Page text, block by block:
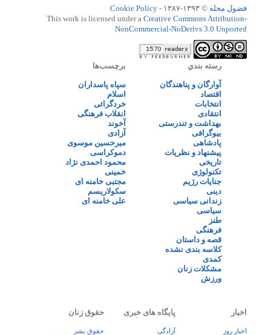
فضول محله © ۱۳۹۳-۱۳۸۷ -
Cookie Policy
This work is licensed under a Creative Commons Attribution-
NonCommercial-NoDerivs 3.0 Unported
رسته بندي
آوارگان و پناهندگان
اقتصاد
انتخابات
انتقادی
بهداشت و تندرستی
بیوگرافی
پادشاهی
پیشنهاد و نظریات
تاریخی
تکنولوژی
جنایات رژیم
دینی
زندانی سیاسی
سیاسی
طنز
فرهنگی
قصه و داستان
کلاسه بندی نشده
کمدی
مشکلات زنان
ورزش
برچسب‌ها
سپاه پاسداران
اسلام
خردگرائی
انقلاب فرهنگی
آخوند
آزادی
میرحسین موسوی
دموکراسی
محمود احمدی نژاد
خمینی
مجتبی خامنه ای
سکولاریسم
علی خامنه ای
اخبار
اخبار روز
پایگاه های خبری
آزادگی
حقوق زنان
حقوق بشر